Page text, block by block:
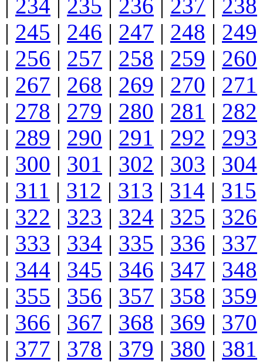
234 235 236 237 238
| 245 | 246 | 247 | 248 | 249
| 256 | 257 | 258 | 259 | 260
| 267 | 268 | 269 | 270 | 271
| 278 | 279 | 280 | 281 | 282
| 289 | 290 | 291 | 292 | 293
| 300 | 301 | 302 | 303 | 304
| 311 | 312 | 313 | 314 | 315
| 322 | 323 | 324 | 325 | 326
| 333 | 334 | 335 | 336 | 337
| 344 | 345 | 346 | 347 | 348
| 355 | 356 | 357 | 358 | 359
| 366 | 367 | 368 | 369 | 370
| 377 | 378 | 379 | 380 | 381